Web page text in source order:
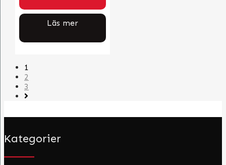
Läs mer
1
2
3
Kategorier